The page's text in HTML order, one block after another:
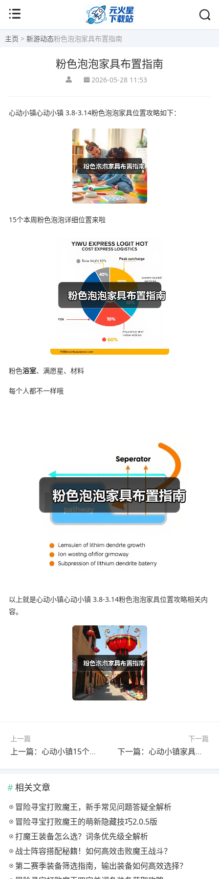
主页 > 新游动态粉色泡泡家具布置指南
粉色泡泡家具布置指南
2026-05-28 11:53
心动小镇心动小镇 3.8-3.14粉色泡泡家具位置攻略如下：
15个本周粉色泡泡详细位置来啦
粉色浴室、满愿星、材料
每个人都不一样哦
以上就是心动小镇心动小镇 3.8-3.14粉色泡泡家具位置攻略相关内
容。
上一篇
上一篇：心动小镇15个粉色泡泡家具全收集指南
下一篇
下一篇：心动小镇家具泡泡位置攻略及随机礼物获取
相关文章
冒险寻宝打败魔王，新手常见问题答疑全解析
冒险寻宝打败魔王的萌新隐藏技巧2.0.5版
打魔王装备怎么选？词条优先级全解析
战士阵容搭配秘籍！如何高效击败魔王战斗？
第二赛季装备筛选指南，输出装备如何高效选择？